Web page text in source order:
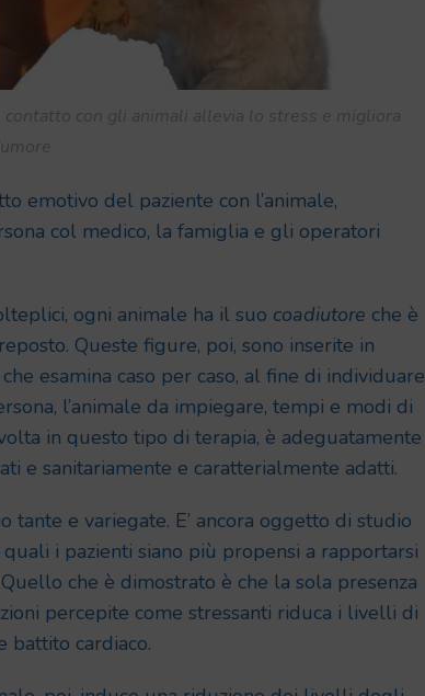
emotivo del paziente con l’animale,
col medico, la famiglia e gli operatori
ogni animale ha il suo coadiutore che è
Queste figure, poi, sono inserite in
esamina caso per caso, al fine di individuare
l’animale da impiegare, tempi e modi di
in questo tipo di terapia, è adeguatamente
e sanitariamente e caratterialmente adatti.
tante e variegate. E’ ancora oggetto di studio
i pazienti siano più propensi a rapportarsi
che è dimostrato è che la sola presenza
percepite come stressanti riduca i livelli di
battito cardiaco.